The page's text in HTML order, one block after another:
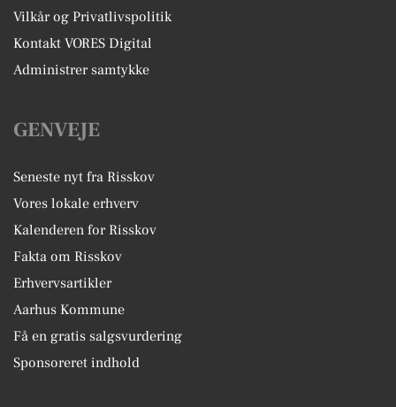
Vilkår og Privatlivspolitik
Kontakt VORES Digital
Administrer samtykke
GENVEJE
Seneste nyt fra Risskov
Vores lokale erhverv
Kalenderen for Risskov
Fakta om Risskov
Erhvervsartikler
Aarhus Kommune
Få en gratis salgsvurdering
Sponsoreret indhold